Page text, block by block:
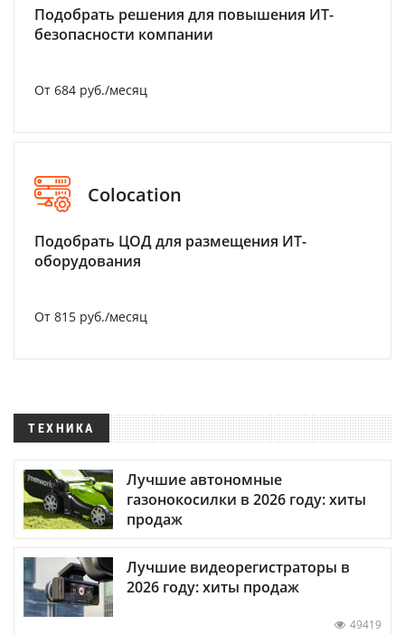
Подобрать решения для повышения ИТ-
безопасности компании
От 684 руб./месяц
Colocation
Подобрать ЦОД для размещения ИТ-
оборудования
От 815 руб./месяц
ТЕХНИКА
Лучшие автономные
газонокосилки в 2026 году: хиты
продаж
Лучшие видеорегистраторы в
2026 году: хиты продаж
49419